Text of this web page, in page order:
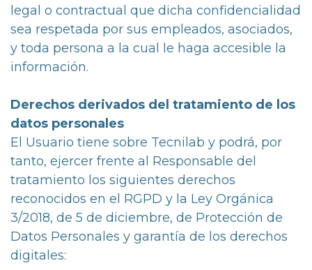
legal o contractual que dicha confidencialidad
sea respetada por sus empleados, asociados,
y toda persona a la cual le haga accesible la
información.
Derechos derivados del tratamiento de los
datos personales
El Usuario tiene sobre Tecnilab y podrá, por
tanto, ejercer frente al Responsable del
tratamiento los siguientes derechos
reconocidos en el RGPD y la Ley Orgánica
3/2018, de 5 de diciembre, de Protección de
Datos Personales y garantía de los derechos
digitales: